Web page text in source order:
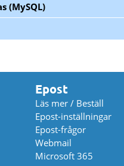
(MySQL)
Epost
Läs mer / Beställ
Epost-inställningar
Epost-frågor
Webmail
Microsoft 365